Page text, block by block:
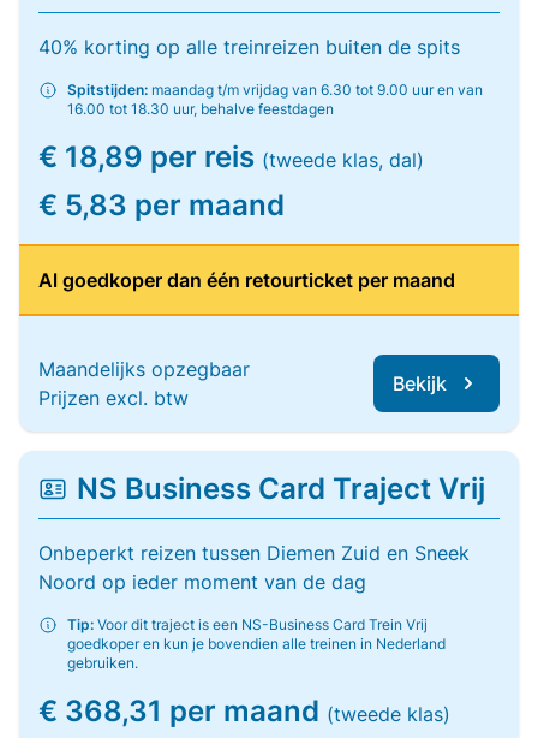
40% korting op alle treinreizen buiten de spits
Spitstijden: maandag t/m vrijdag van 6.30 tot 9.00 uur en van
16.00 tot 18.30 uur, behalve feestdagen
€ 18,89 per reis (tweede klas, dal)
€ 5,83 per maand
Al goedkoper dan één retourticket per maand
Maandelijks opzegbaar
Prijzen excl. btw
Bekijk
NS Business Card Traject Vrij
Onbeperkt reizen tussen Diemen Zuid en Sneek
Noord op ieder moment van de dag
Tip: Voor dit traject is een NS-Business Card Trein Vrij
goedkoper en kun je bovendien alle treinen in Nederland
gebruiken.
€ 368,31 per maand (tweede klas)